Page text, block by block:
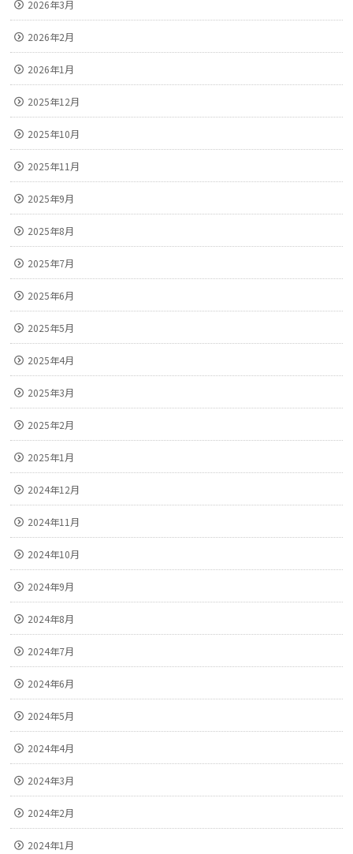
2026年3月
2026年2月
2026年1月
2025年12月
2025年10月
2025年11月
2025年9月
2025年8月
2025年7月
2025年6月
2025年5月
2025年4月
2025年3月
2025年2月
2025年1月
2024年12月
2024年11月
2024年10月
2024年9月
2024年8月
2024年7月
2024年6月
2024年5月
2024年4月
2024年3月
2024年2月
2024年1月